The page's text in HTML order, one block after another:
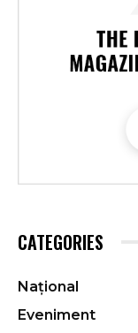
CATEGORIES
Național
Eveniment